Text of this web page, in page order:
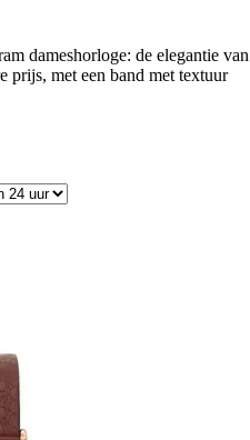
dameshorloge: de elegantie van
prijs, met een band met textuur